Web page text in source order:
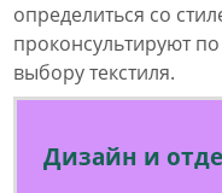
определиться со
проконсультируют
выбору текстиля.
Дизайн и